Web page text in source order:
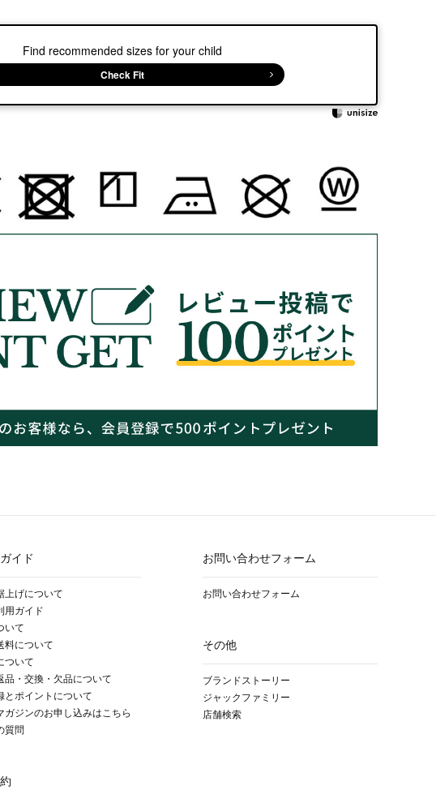
Find recommended sizes for your child
Check Fit
イド
上げについて
用ガイド
いて
料について
ついて
品・交換・欠品について
とポイントについて
ガジンのお申し込みはこちら
質問
お問い合わせフォーム
お問い合わせフォーム
その他
ブランドストーリー
ジャックファミリー
店舗検索